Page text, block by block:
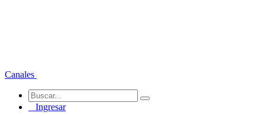
Canales
Ingresar